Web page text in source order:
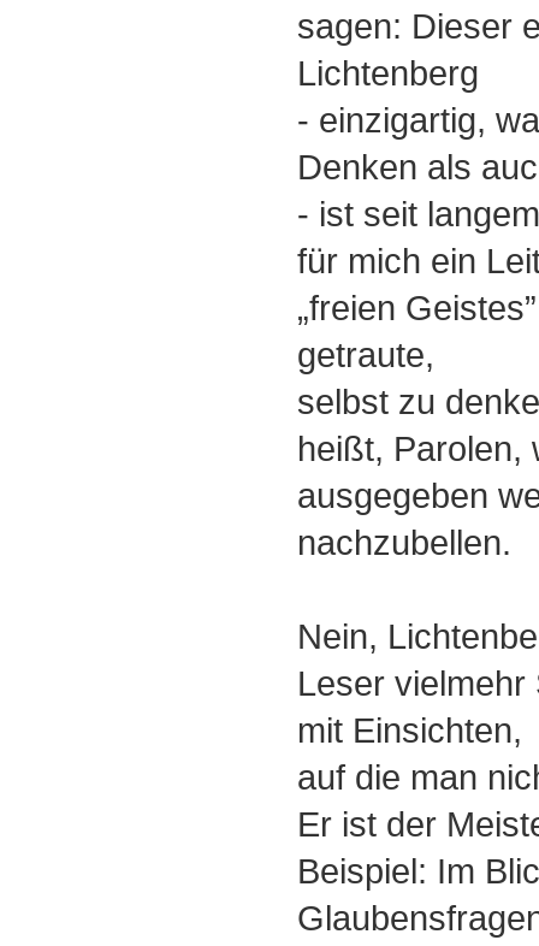
sagen: Dieser
Lichtenberg
- einzigartig,
Denken als
- ist seit langem
für mich ein
„freien
getraute,
selbst zu
heißt, Parolen,
ausgegeben
nachzubellen.
Nein,
Leser vielmehr
mit Einsichten,
auf die man
Er ist der
Beispiel: Im